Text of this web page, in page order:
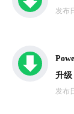
发布
升级
发布